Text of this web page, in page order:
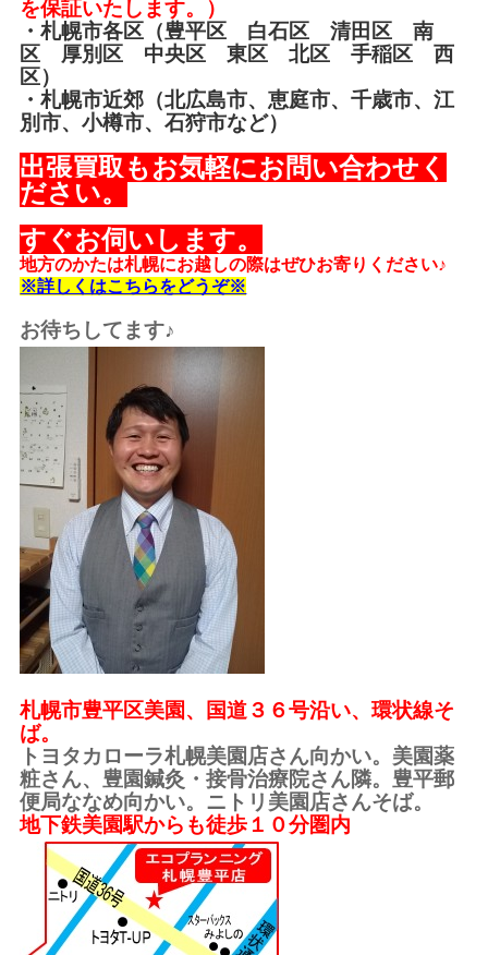
を保証いたします。）
・札幌市各区（豊平区 白石区 清田区 南
区 厚別区 中央区 東区 北区 手稲区 西
区）
・札幌市近郊（北広島市、恵庭市、千歳市、江
別市、小樽市、石狩市など）
出張買取もお気軽にお問い合わせく
ださい。
すぐお伺いします。
地方のかたは札幌にお越しの際はぜひお寄りください♪
※詳しくはこちらをどうぞ※
お待ちしてます♪
札幌市豊平区美園、国道３６号沿い、環状線そ
ば。
トヨタカローラ札幌美園店さん向かい。美園薬
粧さん、豊園鍼灸・接骨治療院さん隣。豊平郵
便局ななめ向かい。ニトリ美園店さんそば。
地下鉄美園駅からも徒歩１０分圏内